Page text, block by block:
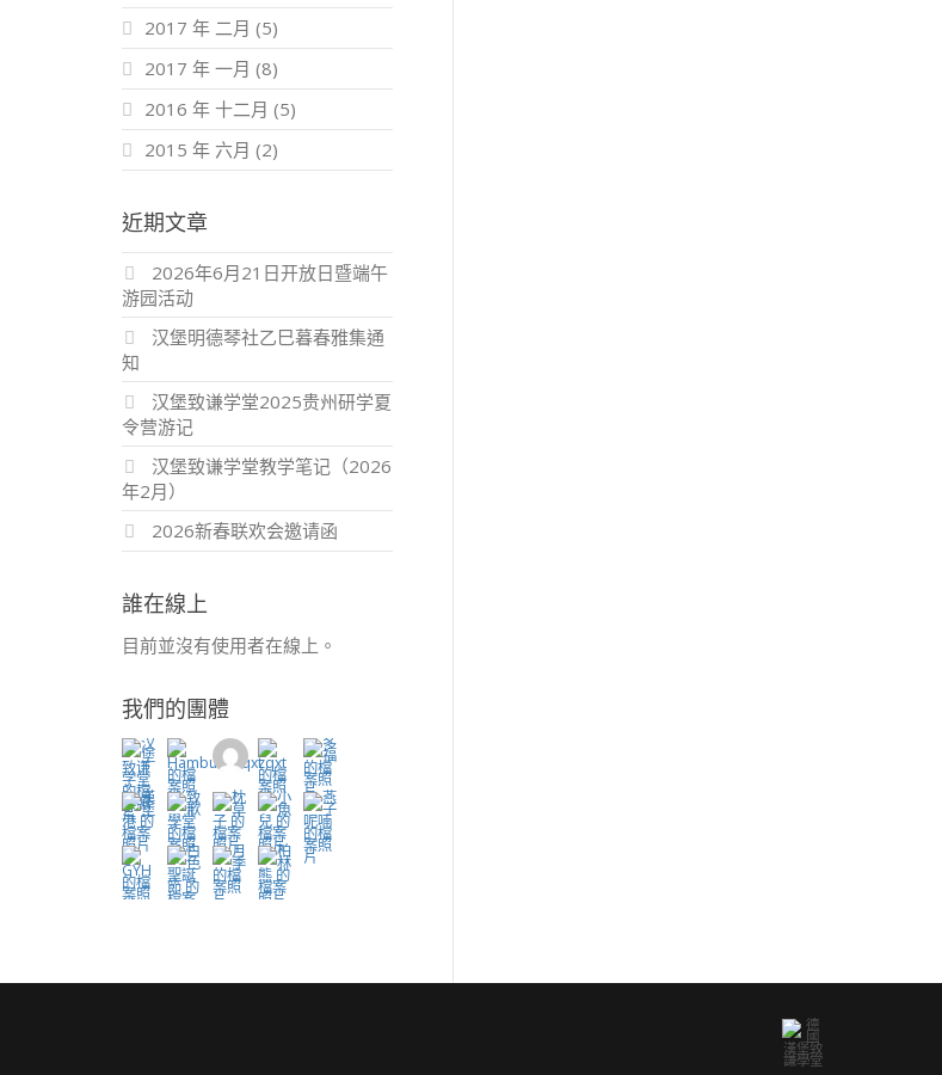
2017 年 二月 (5)
2017 年 一月 (8)
2016 年 十二月 (5)
2015 年 六月 (2)
近期文章
2026年6月21日开放日暨端午
游园活动
汉堡明德琴社乙巳暮春雅集通
知
汉堡致谦学堂2025贵州研学夏
令营游记
汉堡致谦学堂教学笔记（2026
年2月）
2026新春联欢会邀请函
誰在線上
目前並沒有使用者在線上。
我們的團體